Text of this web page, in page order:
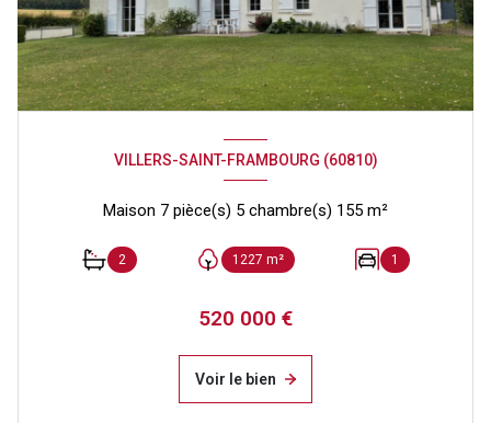
VILLERS-SAINT-FRAMBOURG (60810)
Maison 7 pièce(s) 5 chambre(s) 155 m²
2 1227 m² 1
520 000 €
Voir le bien